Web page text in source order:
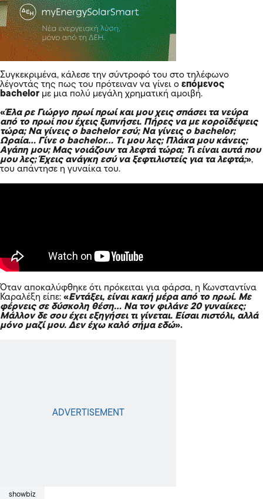
Συγκεκριμένα, κάλεσε την σύντροφό του στο τηλέφωνο
λέγοντάς της πως του πρότειναν να γίνει ο επόμενος
bachelor με μια πολύ μεγάλη χρηματική αμοιβή.
«Έλα ρε Γιώργο πρωί πρωί και μου χεις σπάσει τα νεύρα
από το πρωί που έχεις ξυπνήσει. Πήρες να με κοροϊδέψεις
τώρα; Να γίνεις ο bachelor εσύ; Να γίνεις o bachelor;
Ωραία… Γίνε ο bachelor… Tι μου λες; Πλάκα μου κάνεις;
Αγάπη μου; Μας νοιάζουν τα λεφτά τώρα; Τι είναι αυτά που
μου λες; Έχεις ανάγκη εσύ να ξεφτιλιστείς για τα λεφτά;»,
του απάντησε η γυναίκα του.
Όταν αποκαλύφθηκε ότι πρόκειται για φάρσα, η Κωνσταντίνα
Καραλέξη είπε: «Εντάξει, είναι κακή μέρα από το πρωί. Με
φέρνεις σε δύσκολη θέση… Να τον φιλάνε 20 γυναίκες;
Μάλλον δε σου έχει εξηγήσει τι γίνεται. Είσαι πιστόλι, αλλά
μόνο μαζί μου. Δεν έχω καλό σήμα εδώ».
showbiz